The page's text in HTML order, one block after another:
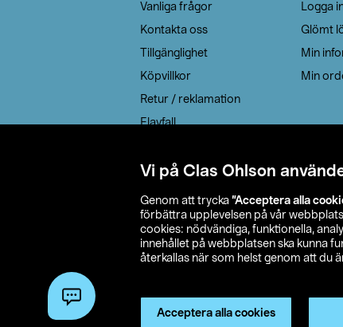
Vi på Clas Ohlson
Genom att trycka ”Acceptera alla
förbättra upplevelsen på vår
cookies: nödvändiga, funktionella,
innehållet på webbplatsen ska kunna
återkallas när som helst genom att du
Acceptera alla cookies
Vanliga frågor
Kontakta oss
Tillgänglighet
Köpvillkor
Retur / reklamation
Elavfall
Leveransalternativ
Logga
Glömt
Min
Min